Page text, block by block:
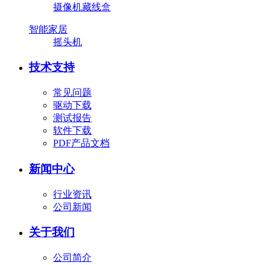
摄像机藏线盒
智能家居
摇头机
技术支持
常见问题
驱动下载
测试报告
软件下载
PDF产品文档
新闻中心
行业资讯
公司新闻
关于我们
公司简介